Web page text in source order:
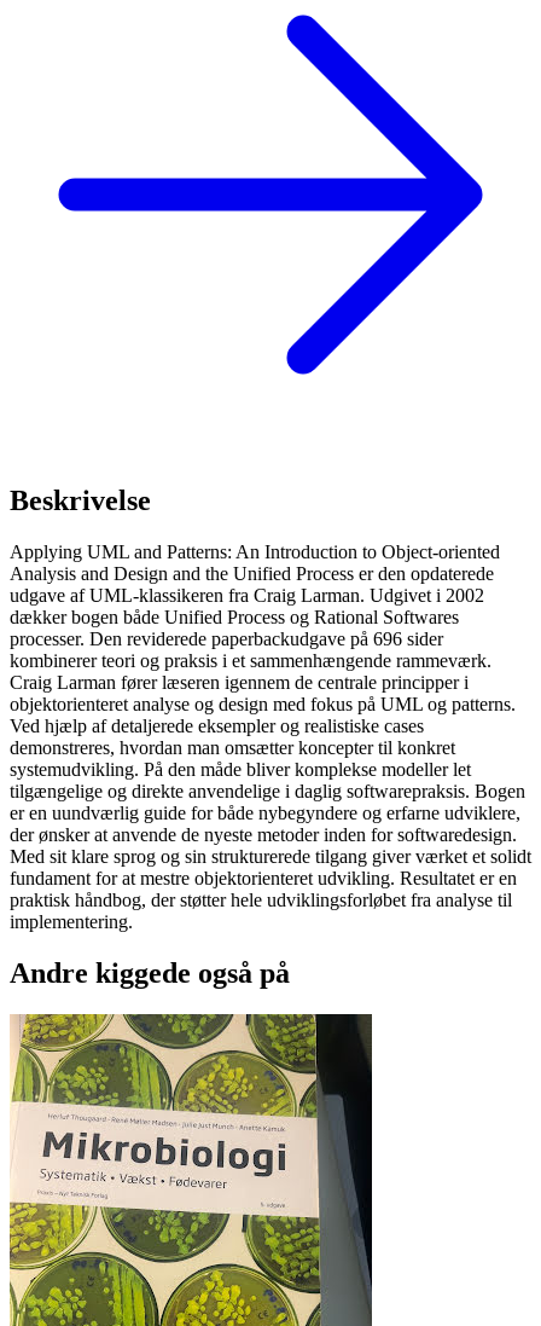
Beskrivelse
Applying UML and Patterns: An Introduction to Object-oriented
Analysis and Design and the Unified Process er den opdaterede
udgave af UML-klassikeren fra Craig Larman. Udgivet i 2002
dækker bogen både Unified Process og Rational Softwares
processer. Den reviderede paperbackudgave på 696 sider
kombinerer teori og praksis i et sammenhængende rammeværk.
Craig Larman fører læseren igennem de centrale principper i
objektorienteret analyse og design med fokus på UML og patterns.
Ved hjælp af detaljerede eksempler og realistiske cases
demonstreres, hvordan man omsætter koncepter til konkret
systemudvikling. På den måde bliver komplekse modeller let
tilgængelige og direkte anvendelige i daglig softwarepraksis. Bogen
er en uundværlig guide for både nybegyndere og erfarne udviklere,
der ønsker at anvende de nyeste metoder inden for softwaredesign.
Med sit klare sprog og sin strukturerede tilgang giver værket et solidt
fundament for at mestre objektorienteret udvikling. Resultatet er en
praktisk håndbog, der støtter hele udviklingsforløbet fra analyse til
implementering.
Andre kiggede også på